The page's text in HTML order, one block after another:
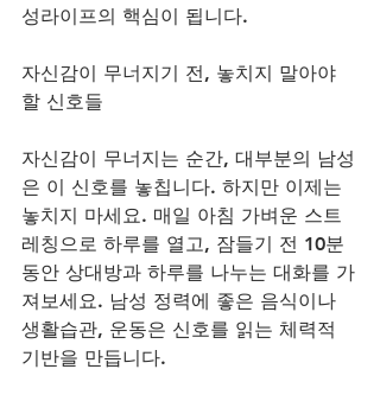
성라이프의 핵심이 됩니다.
자신감이 무너지기 전, 놓치지 말아야
할 신호들
자신감이 무너지는 순간, 대부분의 남성
은 이 신호를 놓칩니다. 하지만 이제는
놓치지 마세요. 매일 아침 가벼운 스트
레칭으로 하루를 열고, 잠들기 전 10분
동안 상대방과 하루를 나누는 대화를 가
져보세요. 남성 정력에 좋은 음식이나
생활습관, 운동은 신호를 읽는 체력적
기반을 만듭니다.